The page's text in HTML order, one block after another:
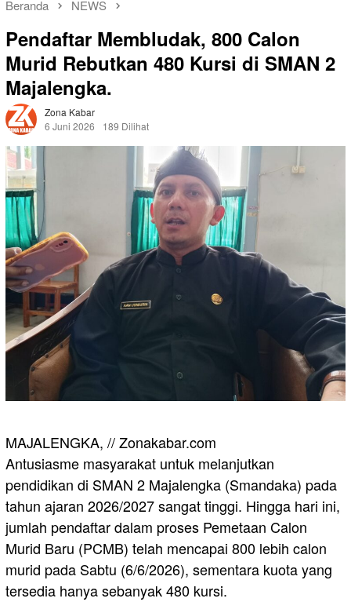
Beranda NEWS
Pendaftar Membludak, 800 Calon
Murid Rebutkan 480 Kursi di SMAN 2
Majalengka.
Zona Kabar
6 Juni 2026
189 Dilihat
MAJALENGKA, // Zonakabar.com
Antusiasme masyarakat untuk melanjutkan
pendidikan di SMAN 2 Majalengka (Smandaka) pada
tahun ajaran 2026/2027 sangat tinggi. Hingga hari ini,
jumlah pendaftar dalam proses Pemetaan Calon
Murid Baru (PCMB) telah mencapai 800 lebih calon
murid pada Sabtu (6/6/2026), sementara kuota yang
tersedia hanya sebanyak 480 kursi.